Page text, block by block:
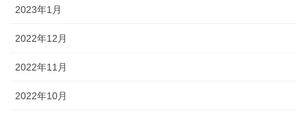
2023年1月
2022年12月
2022年11月
2022年10月